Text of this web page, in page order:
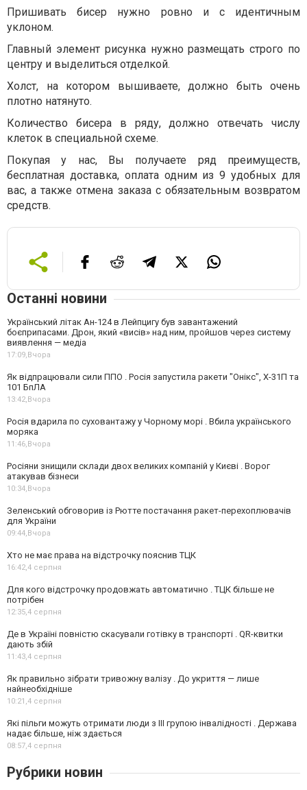
Пришивать бисер нужно ровно и с идентичным
уклоном.
Главный элемент рисунка нужно размещать строго по
центру и выделиться отделкой.
Холст, на котором вышиваете, должно быть очень
плотно натянуто.
Количество бисера в ряду, должно отвечать числу
клеток в специальной схеме.
Покупая у нас, Вы получаете ряд преимуществ,
бесплатная доставка, оплата одним из 9 удобных для
вас, а также отмена заказа с обязательным возвратом
средств.
Останні новини
Український літак Ан-124 в Лейпцигу був завантажений
боєприпасами. Дрон, який «висів» над ним, пройшов через систему
виявлення — медіа
17:09,Вчора
Як відпрацювали сили ППО . Росія запустила ракети "Онікс", Х-31П та
101 БпЛА
13:42,Вчора
Росія вдарила по суховантажу у Чорному морі . Вбила українського
моряка
11:46,Вчора
Росіяни знищили склади двох великих компаній у Києві . Ворог
атакував бізнеси
10:34,Вчора
Зеленський обговорив із Рютте постачання ракет-перехоплювачів
для України
09:44,Вчора
Хто не має права на відстрочку пояснив ТЦК
16:42,4 серпня
Для кого відстрочку продовжать автоматично . ТЦК більше не
потрібен
12:35,4 серпня
Де в Україні повністю скасували готівку в транспорті . QR-квитки
дають збій
11:43,4 серпня
Як правильно зібрати тривожну валізу . До укриття — лише
найнеобхідніше
10:21,4 серпня
Які пільги можуть отримати люди з III групою інвалідності . Держава
надає більше, ніж здається
08:57,4 серпня
Рубрики новин